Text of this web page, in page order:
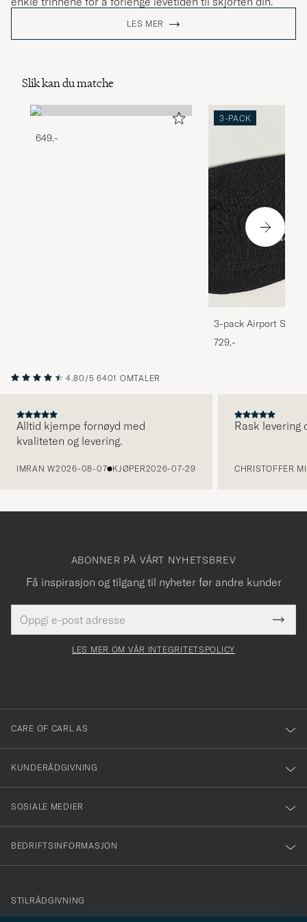
LES MER
Slik kan du matche
649,-
3-PACK
3-pack Airport
Melange
729,-
4.80/5 6401 OMTALER
Alltid kjempe fornøyd med
kvaliteten og levering.
IMRAN W2026-08-07 KJØPER2026-07-29
Rask levering
CHRISTOFFER
ABONNER PÅ VÅRT NYHETSBREV
Få inspirasjon og tilgang til nyheter før andre kunder
postadresse
felt
Tack
för
dig
till
vårt
nyhetsbrev!
LES MER OM VÅR INTEGRITETSPOLICY
CARE OF CARL AS
KUNDERÅDGIVNING
SOSIALE MEDIER
BEDRIFTSINFORMASJON
info@careofcarl.no
STILRÅDGIVNING